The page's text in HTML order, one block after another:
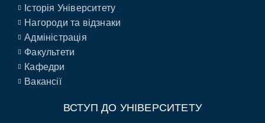
Історія Університету
Нагороди та відзнаки
Адміністрація
Факультети
Кафедри
Вакансії
ВСТУП ДО УНІВЕРСИТЕТУ